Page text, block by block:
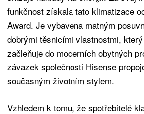
funkčnost získala tato klimatizace
Award. Je vybavena matným
dobrými těsnicími vlastnostmi,
začleňuje do moderních obytných
závazek společnosti Hisense
současným životním stylem.
Vzhledem k tomu, že spotřebitelé